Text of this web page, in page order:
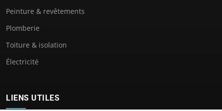
Peinture & revêtements
Plomberie
Toiture & isolation
Électricité
LIENS UTILES